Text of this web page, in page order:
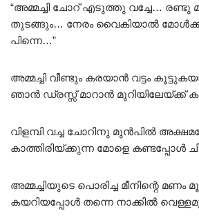
“അമ്മച്ചി ചോറ് എടുത്തു വച്ചേ… രണ്ടു
തുടങ്ങും… നേരം വൈകിയാൽ
പിന്നെ…”
അമ്മച്ചി വീണ്ടും കരയാൻ വട്ടം
ഞാൻ ഡ്രസ്സ് മാറാൻ മുറിയിലേയ്ക്ക്
വിളമ്പി വച്ച ചോറിനു മുൻപിൽ
കാത്തിരിയ്ക്കുന്ന മോളെ കണ്ടപ്പോൾ
അമ്മച്ചിയുടെ പൊരിച്ച മീനിന്റെ മണം
കയറിയപ്പോൾ തന്നെ നാക്കിൽ